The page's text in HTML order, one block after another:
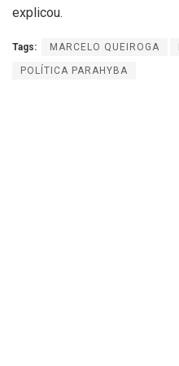
explicou.
Tags: MARCELO QUEIROGA
POLÍTICA PARAHYBA